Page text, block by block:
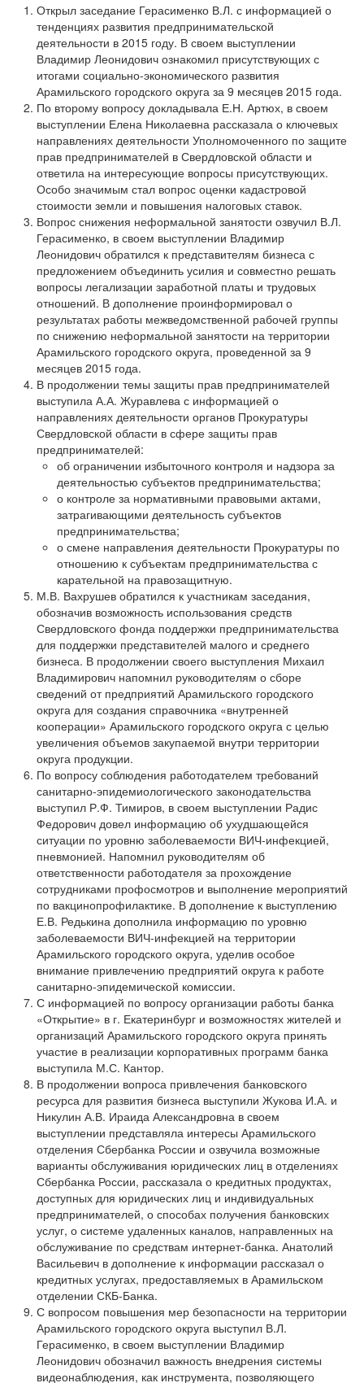
Открыл заседание Герасименко В.Л. с информацией о
тенденциях развития предпринимательской
деятельности в 2015 году. В своем выступлении
Владимир Леонидович ознакомил присутствующих с
итогами социально-экономического развития
Арамильского городского округа за 9 месяцев 2015 года.
По второму вопросу докладывала Е.Н. Артюх, в своем
выступлении Елена Николаевна рассказала о ключевых
направлениях деятельности Уполномоченного по защите
прав предпринимателей в Свердловской области и
ответила на интересующие вопросы присутствующих.
Особо значимым стал вопрос оценки кадастровой
стоимости земли и повышения налоговых ставок.
Вопрос снижения неформальной занятости озвучил В.Л.
Герасименко, в своем выступлении Владимир
Леонидович обратился к представителям бизнеса с
предложением объединить усилия и совместно решать
вопросы легализации заработной платы и трудовых
отношений. В дополнение проинформировал о
результатах работы межведомственной рабочей группы
по снижению неформальной занятости на территории
Арамильского городского округа, проведенной за 9
месяцев 2015 года.
В продолжении темы защиты прав предпринимателей
выступила А.А. Журавлева с информацией о
направлениях деятельности органов Прокуратуры
Свердловской области в сфере защиты прав
предпринимателей:
об ограничении избыточного контроля и надзора за
деятельностью субъектов предпринимательства;
о контроле за нормативными правовыми актами,
затрагивающими деятельность субъектов
предпринимательства;
о смене направления деятельности Прокуратуры по
отношению к субъектам предпринимательства с
карательной на правозащитную.
М.В. Вахрушев обратился к участникам заседания,
обозначив возможность использования средств
Свердловского фонда поддержки предпринимательства
для поддержки представителей малого и среднего
бизнеса. В продолжении своего выступления Михаил
Владимирович напомнил руководителям о сборе
сведений от предприятий Арамильского городского
округа для создания справочника «внутренней
кооперации» Арамильского городского округа с целью
увеличения объемов закупаемой внутри территории
округа продукции.
По вопросу соблюдения работодателем требований
санитарно-эпидемиологического законодательства
выступил Р.Ф. Тимиров, в своем выступлении Радис
Федорович довел информацию об ухудшающейся
ситуации по уровню заболеваемости ВИЧ-инфекцией,
пневмонией. Напомнил руководителям об
ответственности работодателя за прохождение
сотрудниками профосмотров и выполнение мероприятий
по вакцинопрофилактике. В дополнение к выступлению
Е.В. Редькина дополнила информацию по уровню
заболеваемости ВИЧ-инфекцией на территории
Арамильского городского округа, уделив особое
внимание привлечению предприятий округа к работе
санитарно-эпидемической комиссии.
С информацией по вопросу организации работы банка
«Открытие» в г. Екатеринбург и возможностях жителей и
организаций Арамильского городского округа принять
участие в реализации корпоративных программ банка
выступила М.С. Кантор.
В продолжении вопроса привлечения банковского
ресурса для развития бизнеса выступили Жукова И.А. и
Никулин А.В. Ираида Александровна в своем
выступлении представляла интересы Арамильского
отделения Сбербанка России и озвучила возможные
варианты обслуживания юридических лиц в отделениях
Сбербанка России, рассказала о кредитных продуктах,
доступных для юридических лиц и индивидуальных
предпринимателей, о способах получения банковских
услуг, о системе удаленных каналов, направленных на
обслуживание по средствам интернет-банка. Анатолий
Васильевич в дополнение к информации рассказал о
кредитных услугах, предоставляемых в Арамильском
отделении СКБ-Банка.
С вопросом повышения мер безопасности на территории
Арамильского городского округа выступил В.Л.
Герасименко, в своем выступлении Владимир
Леонидович обозначил важность внедрения системы
видеонаблюдения, как инструмента, позволяющего